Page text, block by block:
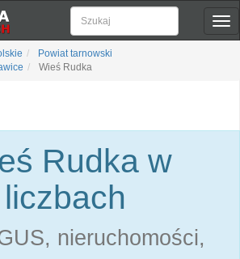
Powiat tarnowski
Wieś Rudka
Rudka w
liczbach
nieruchomości,